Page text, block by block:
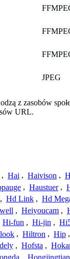
JPEG
z zasobów
URL.
, Hai , Haivison ,
, Haustuer ,
, Hd Link , Hd
, Heiyoucam ,
Hi-fun , Hi-jin ,
, Hiltron , Hip ,
, Hofsta ,